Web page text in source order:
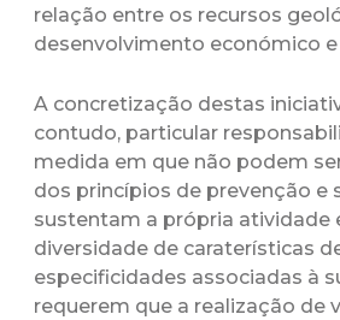
relação entre os recursos
desenvolvimento económico e
A concretização destas
contudo, particular
medida em que não podem
dos princípios de prevenção e
sustentam a própria atividade
diversidade de caraterísticas
especificidades associadas à
requerem que a realização de